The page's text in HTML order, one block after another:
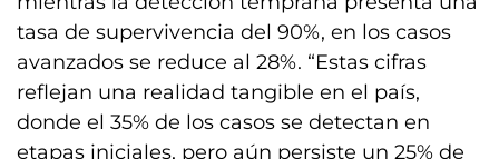
tasa de supervivencia del 90%, en los casos
avanzados se reduce al 28%. “Estas cifras
reflejan una realidad tangible en el país,
donde el 35% de los casos se detectan en
etapas iniciales, pero aún persiste un 25% de